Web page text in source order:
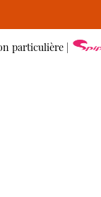
particulière |